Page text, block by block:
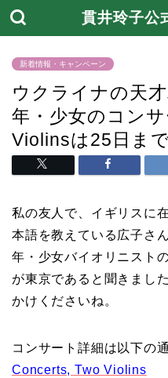
貫井玲子公
新着情報・キャンペーン
ウクライナの天
年・少女のコン
Violinsは25日ま
私の友人で、イギリスに
本語を教えている広子さ
年・少女バイオリニス
が東京であると聞きまし
かけくださいね。
コンサート詳細は以下の
Concerts, Two Violins